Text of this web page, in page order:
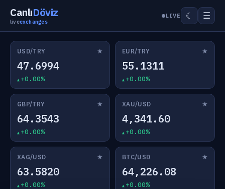
CanlıDöviz
liveexchanges
LIVE ☾ ☰
USD/TRY ★
47.6994
+0.00%
EUR/TRY ★
55.1311
+0.00%
GBP/TRY ★
64.3543
+0.00%
XAU/USD ★
4,341.60
+0.00%
XAG/USD ★
63.5820
+0.00%
BTC/USD ★
64,226.08
+0.00%